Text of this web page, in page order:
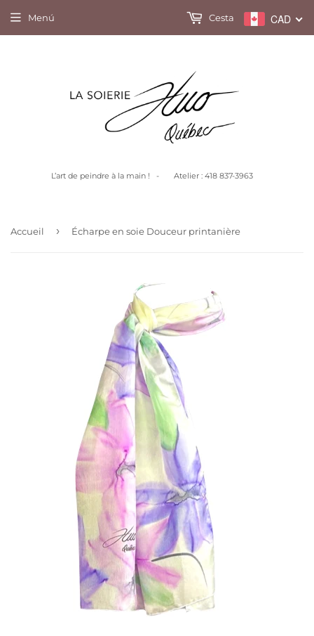
L’art de peindre à la main ! - Atelier : 418 837-3963
Menú CAD
Cesta
Accueil › Écharpe en soie Douceur printanière